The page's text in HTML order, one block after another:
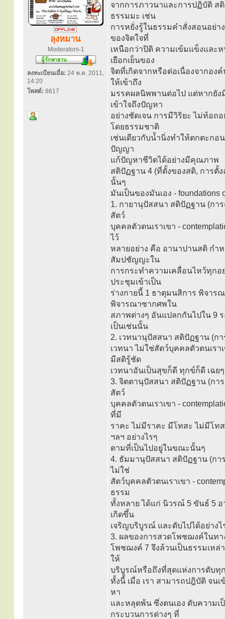
ลุงหมาน
Moderators-1
ลงทะเบียนเมื่อ: 24 พ.ค. 2011,
14:20
โพสต์: 8617
จากการภาวนาและการปฏิบัติ ส
ธรรมมะ เช่น
การหยั่งรู้ในธรรมคำสั่งสอนอย่า
ของจิตใจที่
เหนือกว่าปิติ ความเข้มแข็งและ
เยือกเย็นของ
จิตที่เกิดจากหรือต่อเนื่องจากอง
ให้เข้าถึง
มรรคผลนิพพานต่อไป แต่หากยั
เข้าใจถึงปัญหา
อย่างชัดเจน การมีวิริยะ ไม่ท้อถ
โดยธรรมชาติ
เช่นเดียวกับน้ำนิ่งทำให้ตกตะก
ปัญญา
แก้ปัญหาชีวิตได้อย่างมีคุณภาพ
สติปัฏฐาน 4 (ที่ตั้งของสติ, การตั้
นั้นๆ
มันเป็นของมันเอง - foundations
1. กายานุปัสสนา สติปัฏฐาน (กา
สัตว์
บุคคลตัวตนเราเขา -
ไว้
หลายอย่าง คือ อานาปานสติ กำ
สัมปชัญญะใน
การกระทำความเคลื่อนไหว้ทุก
ประชุมเข้าเป็น
ร่างกายนี้ 1 ธาตุมนสิการ พิจาร
พิจารณาซากศพใน
สภาพต่างๆ อันแปลกกันไปใน 9
เป็นเช่นนั้น
2. เวทนานุปัสสนา สติปัฏฐาน (ก
เวทนา ไม่ใช่สัตว์บุคคลตัวตนเรา
มีสติรู้ชัด
เวทนาอันเป็นสุขก็ดี ทุกข์ก็ดี เฉ
3. จิตตานุปัสสนา สติปัฏฐาน (กา
สัตว์
บุคคลตัวตนเราเขา -
ที่มี
ราคะ ไม่มีราคะ มีโทสะ ไม่มีโท
ฯลฯ อย่างไรๆ
ตามที่เป็นไปอยู่ในขณะนั้นๆ
4. ธัมมานุปัสสนา สติปัฏฐาน (กา
ไม่ใช่
สัตว์บุคคลตัวตนเราเขา -
ธรรม
ทั้งหลาย ได้แก่ นิวรณ์ 5 ขันธ์ 5 อ
เกิดขึ้น
เจริญบริบูรณ์ และดับไปได้อย่างไ
3. ผลของการสวดโพชฌงค์ในทา
โพชฌงค์ 7 จึงล้วนเป็นธรรมเหล่
ให้
บริบูรณ์หรือถึงที่สุดแห่งการดับทุ
ทั้งนี้ เมื่อ เรา สามารถปฎิบัติ จน
หา
และหลุดพ้น ซึ่งตนเอง ดับความเ
กระบวนการต่างๆ ที่